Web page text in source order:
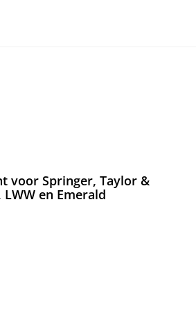
voor Springer, Taylor &
en Emerald